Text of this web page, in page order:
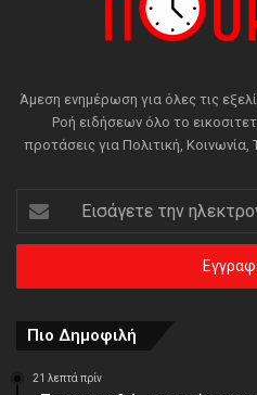
Άμεση ενημέρωση για όλες τις
Ροή ειδήσεων όλο το
προτάσεις για Πολιτική, Κοινωνία,
Εισάγετε
την
ηλεκτρονική
διεύθυνση
Πιο Δημοφιλή
21 λεπτά πρίν